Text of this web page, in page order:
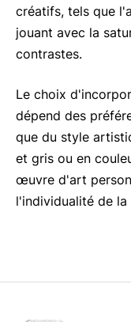
créatifs, tels que
jouant avec la
contrastes.
Le choix
dépend des
que du style
et gris ou en
œuvre d'art
l'individualité de